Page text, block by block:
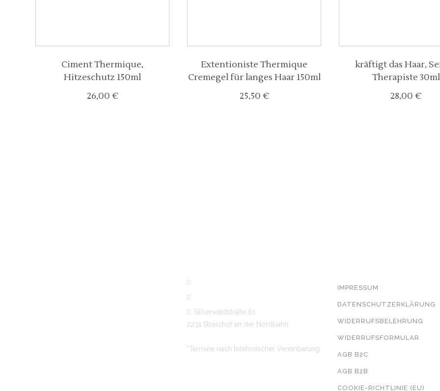
Ciment Thermique,
Hitzeschutz 150ml
26,00 €
Extentioniste Thermique
Cremegel für langes Haar 150ml
25,50 €
kräftigt das Haar,
Therapiste 30ml
28,00 €
Silberwaldstraße 61
2231 Strasshof an der Nordbahn
*Termine nach telefonischer Vereinbarung
IMPRESSUM
DATENSCHUTZERKLÄRUNG
WIDERRUFSBELEHRUNG
WIDERRUFSFORMULAR
AGB B2C
AGB B2B
COOKIE-RICHTLINIE (EU)